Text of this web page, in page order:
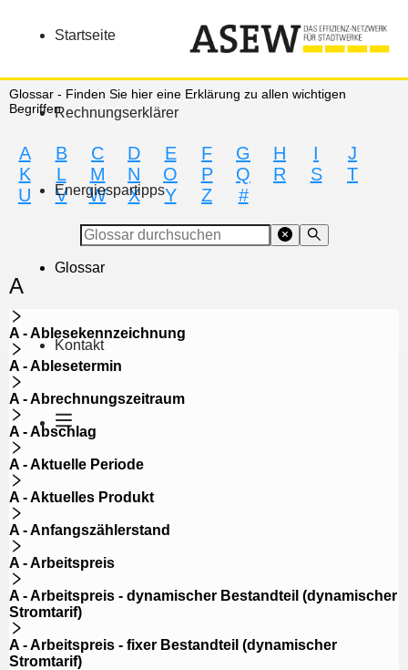
Startseite
Rechnungserklärer
Energiespartipps
Glossar
Kontakt
Glossar - Finden Sie hier eine Erklärung zu allen wichtigen
Begriffen
A B C D E F G H I
J
K
L M N O P Q R S
T
U
V W X Y Z #
A
A - Ablesekennzeichnung
A - Ablesetermin
A - Abrechnungszeitraum
A - Abschlag
A - Aktuelle Periode
A - Aktuelles Produkt
A - Anfangszählerstand
A - Arbeitspreis
A - Arbeitspreis - dynamischer Bestandteil (dynamischer
Stromtarif)
A - Arbeitspreis - fixer Bestandteil (dynamischer
Stromtarif)